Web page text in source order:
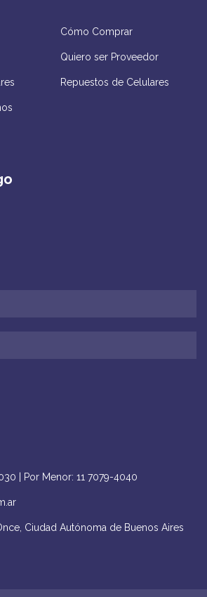
Cómo Comprar
Quiero ser Proveedor
Repuestos de Celulares
| Por Menor: 11 7079-4040
Ciudad Autónoma de Buenos Aires